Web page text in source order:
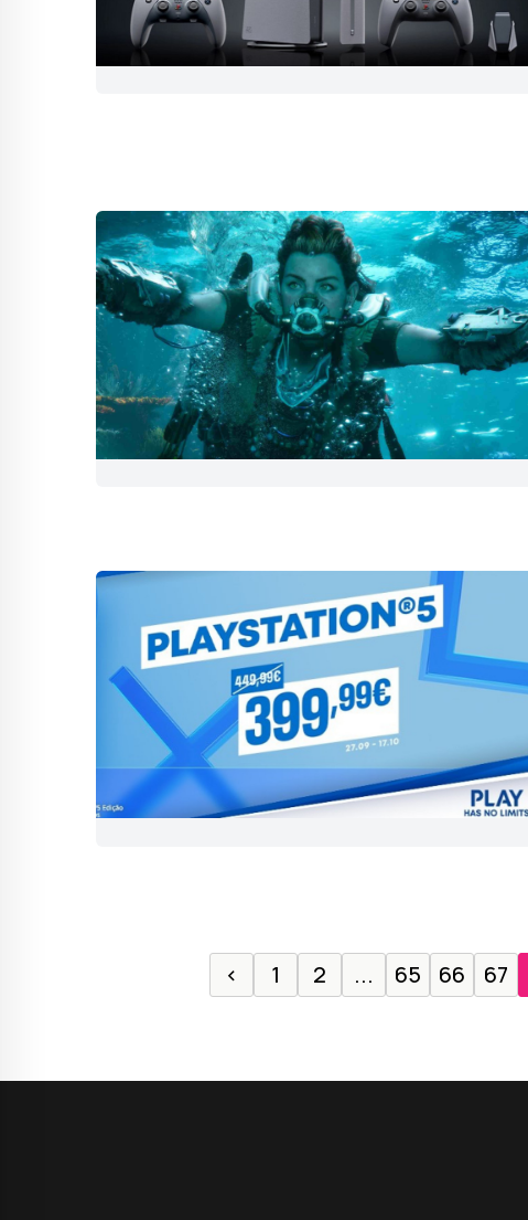
‹ 1 2 ... 65 66 67